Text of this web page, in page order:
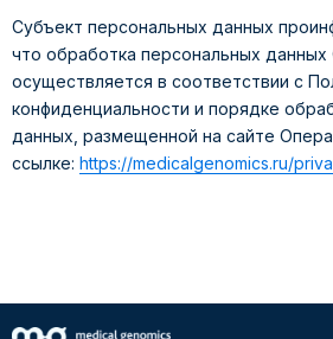
Субъект персональных данных
что обработка персональных
осуществляется в соответствии с
конфиденциальности и порядке
данных, размещенной на сайте
ссылке: https://medicalgenomics.ru/